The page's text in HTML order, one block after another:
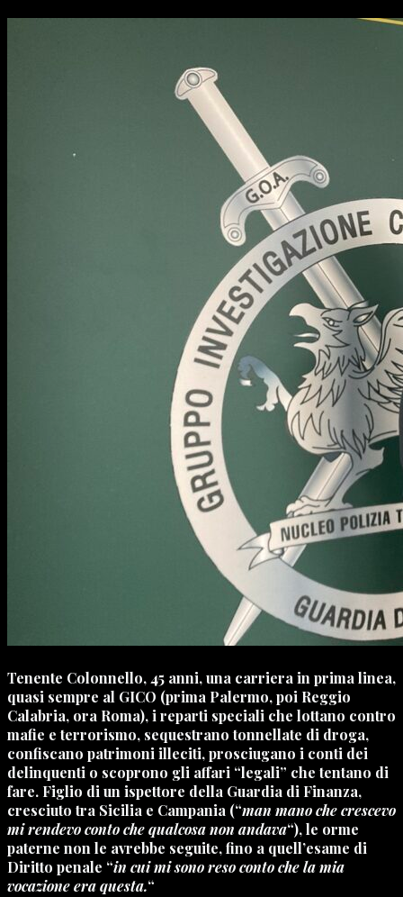
Tenente Colonnello, 45 anni, una carriera in prima linea,
quasi sempre al GICO (prima Palermo, poi Reggio
Calabria, ora Roma), i reparti speciali che lottano contro
mafie e terrorismo, sequestrano tonnellate di droga,
confiscano patrimoni illeciti, prosciugano i conti dei
delinquenti o scoprono gli affari “legali” che tentano di
fare. Figlio di un ispettore della Guardia di Finanza,
cresciuto tra Sicilia e Campania (“man mano che crescevo
mi rendevo conto che qualcosa non andava“), le orme
paterne non le avrebbe seguite, fino a quell’esame di
Diritto penale “in cui mi sono reso conto che la mia
vocazione era questa.“